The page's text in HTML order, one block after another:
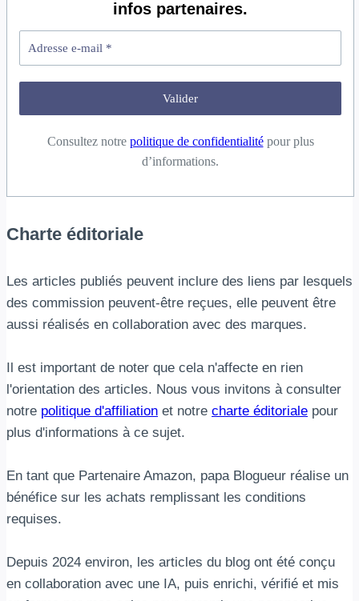
infos partenaires.
Consultez notre politique de confidentialitépour plus
d’informations.
Charte éditoriale
Les articles publiés peuvent inclure des liens par lesquels
des commission peuvent-être reçues, elle peuvent être
aussi réalisés en collaboration avec des marques.
Il est important de noter que cela n'affecte en rien
l'orientation des articles. Nous vous invitons à consulter
notre politique d'affiliation et notre charte éditoriale pour
plus d'informations à ce sujet.
En tant que Partenaire Amazon, papa Blogueur réalise un
bénéfice sur les achats remplissant les conditions
requises.
Depuis 2024 environ, les articles du blog ont été conçu
en collaboration avec une IA, puis enrichi, vérifié et mis